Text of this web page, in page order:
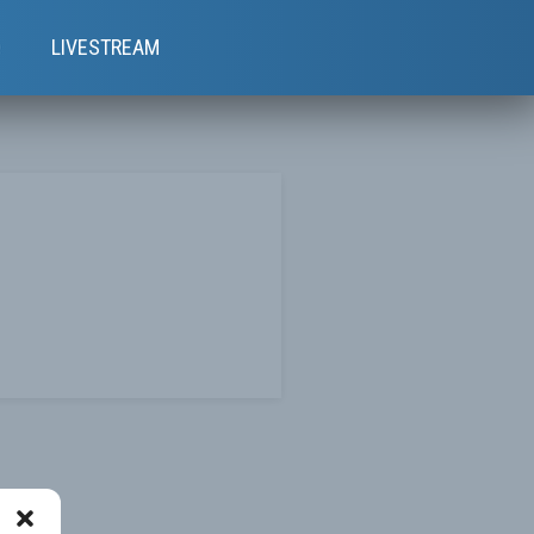
LIVESTREAM